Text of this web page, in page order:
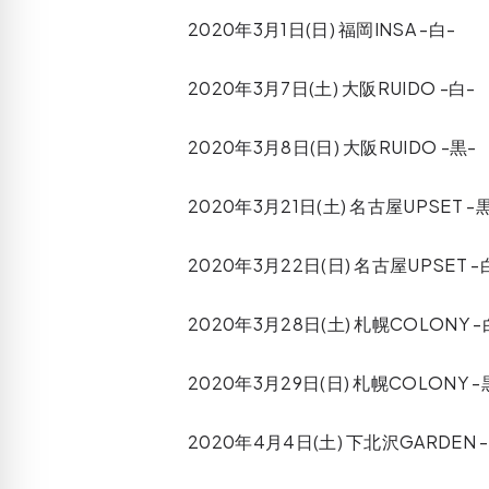
2020年3月1日(日) 福岡INSA -白-
2020年3月7日(土) 大阪RUIDO -白-
2020年3月8日(日) 大阪RUIDO -黒-
2020年3月21日(土) 名古屋UPSET -
2020年3月22日(日) 名古屋UPSET -
2020年3月28日(土) 札幌COLONY -
2020年3月29日(日) 札幌COLONY -
2020年4月4日(土) 下北沢GARDEN